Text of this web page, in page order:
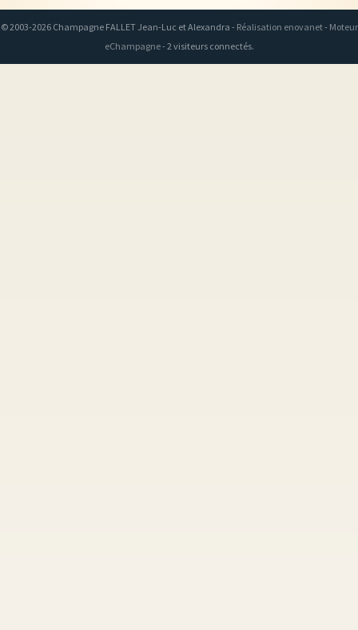
© 2003-2026 Champagne FALLET Jean-Luc et Alexandra - Réalisation enovanet- Moteur
eChampagne- 2 visiteurs connectés.